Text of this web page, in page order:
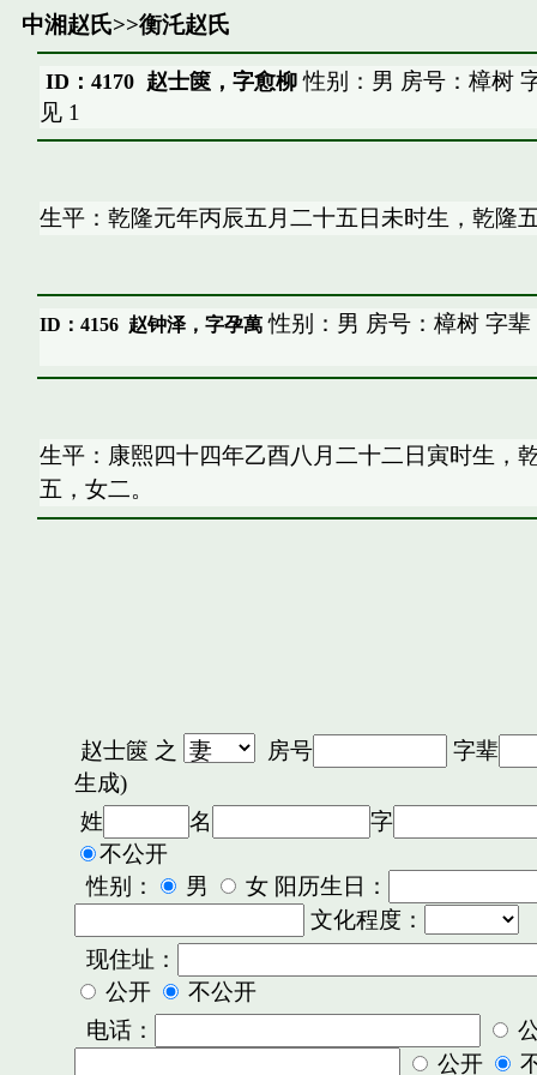
中湘赵氏>>衡汑赵氏
ID：4170 赵士篋，字愈柳性别：男 房号：樟树
见 1
生平：乾隆元年丙辰五月二十五日未时生，乾隆
ID：4156 赵钟泽，字孕萬性别：男 房号：樟树 字辈
生平：康熙四十四年乙酉八月二十二日寅时生，
五，女二。
赵士篋 之 房号
字辈
生成)
姓
名
字
不公开
性别：
男
女 阳历生日：
文化程度：
现住址：
公开
不公开
电话：
公开